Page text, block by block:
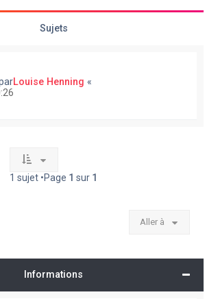
Sujets
Louise Henning «
1 sujet •Page 1 sur 1
Aller à
Informations